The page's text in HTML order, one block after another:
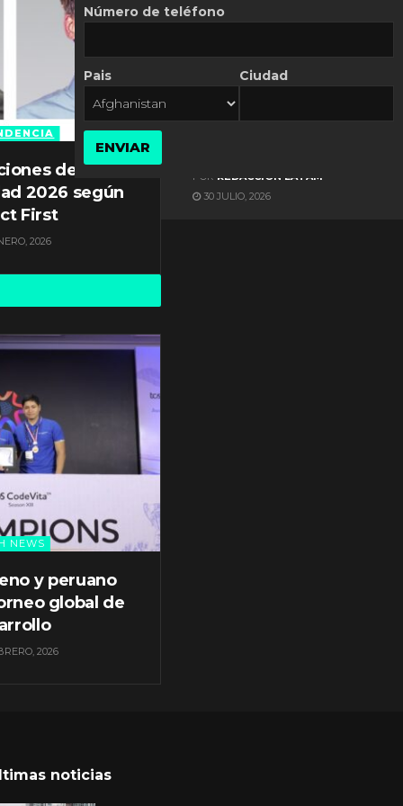
de
2026 según
First
2026
NEWS
y peruano
global de
2026
ES NOTICIA
POR REDACCIÓN LATAM
30 JULIO, 2026
noticias
Número de teléfono
Pais Ciudad
ENVIAR